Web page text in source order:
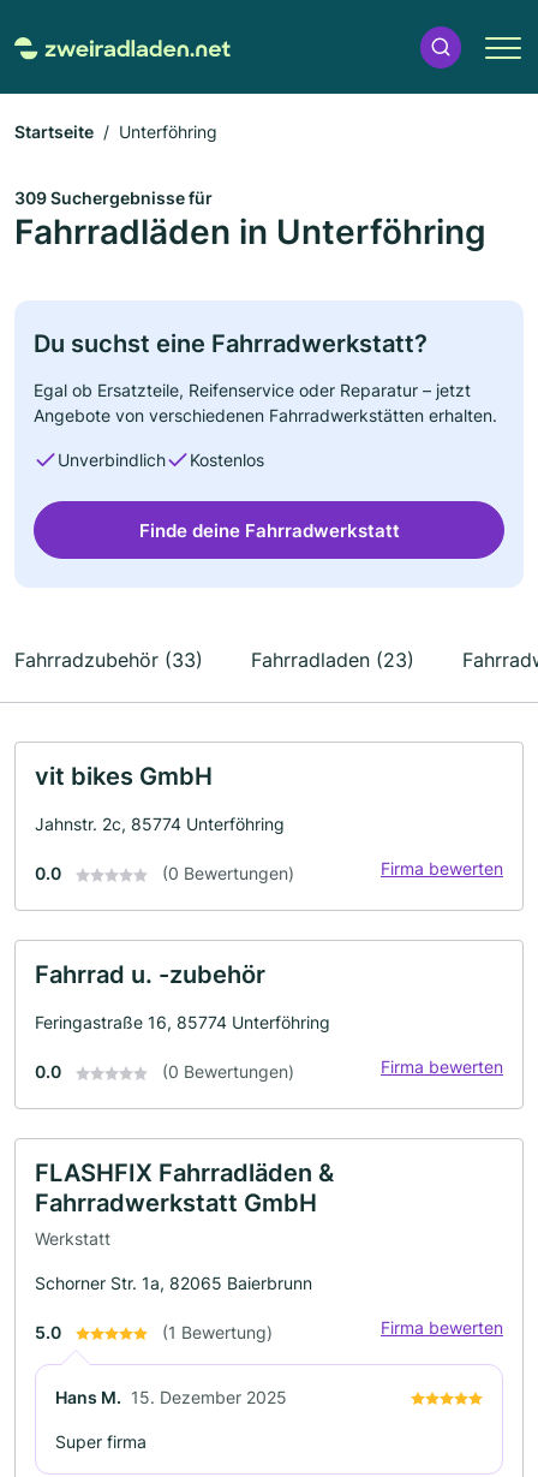
Startseite Unterföhring
309 Suchergebnisse für
Fahrradläden in Unterföhring
Du suchst eine Fahrradwerkstatt?
Egal ob Ersatzteile, Reifenservice oder Reparatur – jetzt
Angebote von verschiedenen Fahrradwerkstätten erhalten.
Unverbindlich Kostenlos
Finde deine Fahrradwerkstatt
Fahrradzubehör (33) Fahrradladen (23)
vit bikes GmbH
Jahnstr. 2c, 85774 Unterföhring
0.0 (0 Bewertungen) Firma bewerten
Fahrrad u. -zubehör
Feringastraße 16, 85774 Unterföhring
0.0 (0 Bewertungen) Firma bewerten
FLASHFIX Fahrradläden &
Fahrradwerkstatt GmbH
Werkstatt
Schorner Str. 1a, 82065 Baierbrunn
5.0 (1 Bewertung) Firma bewerten
Hans M. 15. Dezember 2025
Super firma